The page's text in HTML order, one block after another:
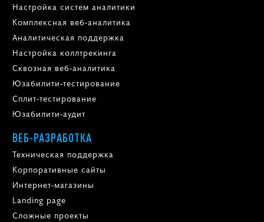
Настройка систем аналитики
Комплексная веб-аналитика
Аналитическая поддержка
Настройка коллтрекинга
Сквозная веб-аналитика
Юзабилити-тестирование
Сплит-тестирование
Юзабилити-аудит
ВЕБ-РАЗРАБОТКА
Техническая поддержка
Корпоративные сайты
Интернет-магазины
Landing page
Сложные проекты